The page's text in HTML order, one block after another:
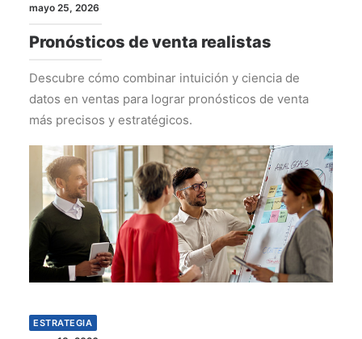
mayo 25, 2026
Pronósticos de venta realistas
Descubre cómo combinar intuición y ciencia de
datos en ventas para lograr pronósticos de venta
más precisos y estratégicos.
ESTRATEGIA